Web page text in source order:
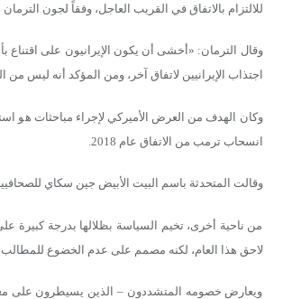
للالتزام بالاتفاق في القريب العاجل، وفقاً لجون
وقال الترمان: «أخشى أن يكون الإيرانيون على
اجتذاب الإيرانيين لاتفاق آخر، ومن المؤكد أنه ليس
وكان الهدف من العرض الأميركي لإجراء مباحثات هو
انسحاب ترمب من الاتفاق عام 2018.
وقالت المتحدثة باسم البيت الأبيض جين سكاي
من ناحية أخرى، تخيم السياسة بظلالها بدرجة كبيرة
لاحق هذا العام، لكنه مصمم على عدم الخضوع للمطالب
ويعارض خصومه المتشددون – الذين يسيطرون على